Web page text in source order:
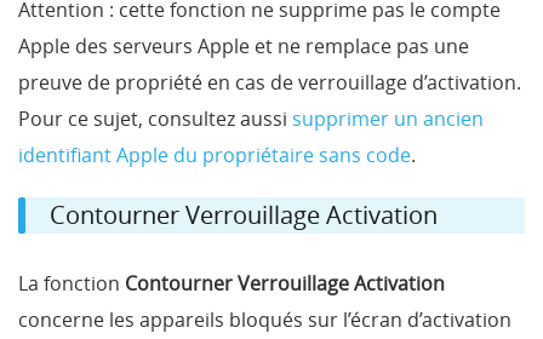
Attention : cette fonction ne supprime pas le compte
Apple des serveurs Apple et ne remplace pas une
preuve de propriété en cas de verrouillage d’activation.
Pour ce sujet, consultez aussi supprimer un ancien
identifiant Apple du propriétaire sans code.
Contourner Verrouillage Activation
La fonction Contourner Verrouillage Activation
concerne les appareils bloqués sur l’écran d’activation